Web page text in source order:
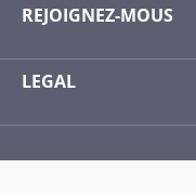
REJOIGNEZ-MOUS
LEGAL